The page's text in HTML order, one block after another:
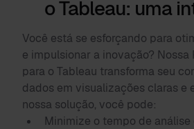
o Tableau: uma
Você está se esforçando para
e impulsionar a inovação? Nossa
para o Tableau transforma seu
dados em visualizações claras e
nossa solução, você pode:
Minimize o tempo de análise